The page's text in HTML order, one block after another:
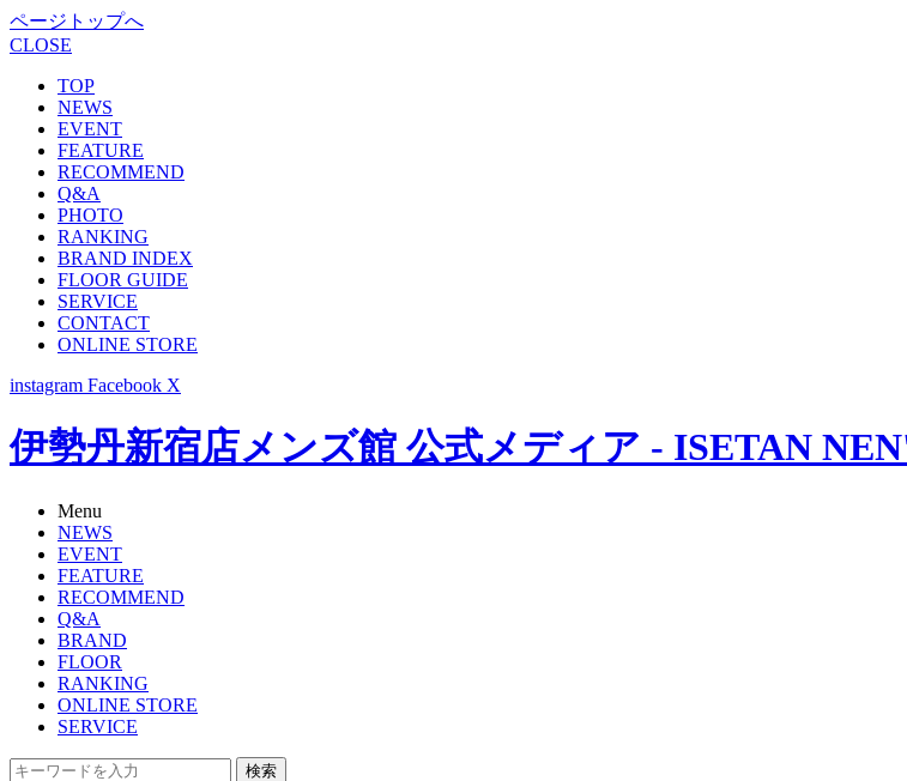
ページトップへ
CLOSE
TOP
NEWS
EVENT
FEATURE
RECOMMEND
Q&A
PHOTO
RANKING
BRAND INDEX
FLOOR GUIDE
SERVICE
CONTACT
ONLINE STORE
instagram Facebook X
伊勢丹新宿店メンズ館 公式メディア - ISETAN
Menu
NEWS
EVENT
FEATURE
RECOMMEND
Q&A
BRAND
FLOOR
RANKING
ONLINE STORE
SERVICE
検索